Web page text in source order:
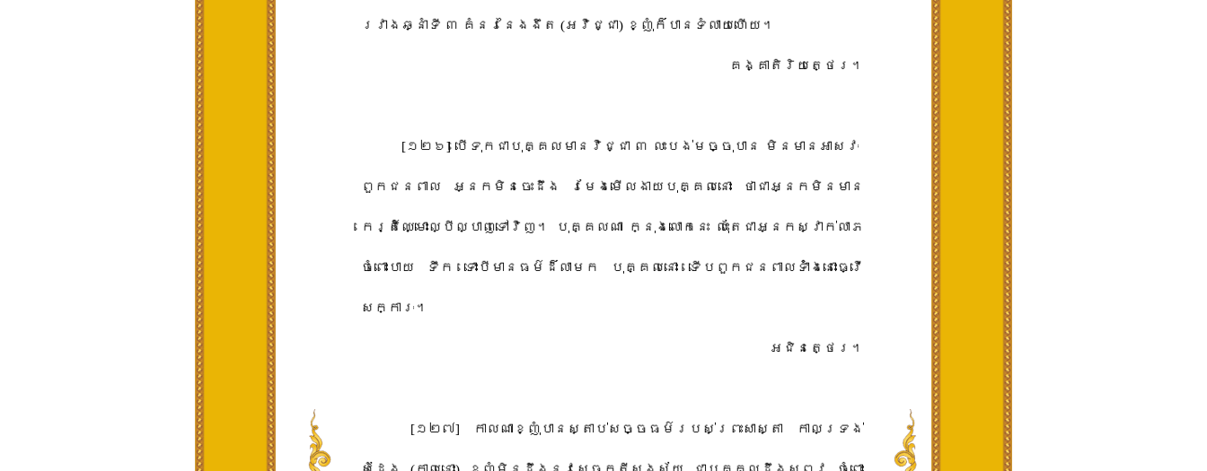
រវាង​ឆ្នាំទី​ ​៣​ ​គំនរ​នៃ​ងងឹត​ ​(​អវិជ្ជា​)​ ​ខ្ញុំ​ក៏បាន​ទំ​លាយ​ហើយ​។​
​គង្គា​តិ​រិ​យត្ថេ​រ​។​
[​១២៦​]​ ​បើទុកជា​បុគ្គល​មាន​វិជ្ជា​ ​៣​ ​លះបង់​មច្ចុ​បាន​ ​មិន​មាន​អាសវៈ​ ​
ពួក​ជនពាល​ ​អ្នក​មិន​ចេះដឹង​ ​រមែង​មើលងាយ​បុគ្គល​នោះ​ ​ថា​ជា​អ្នក​មិន​មាន​
កេរ្តិ៍ឈ្មោះ​ល្បីល្បាញ​ទៅវិញ​។​ ​បុគ្គល​ណា​ ​ក្នុង​លោក​នេះ​ ​លុះតែ​ជា​អ្នក​ស្វាក់​លាភ​
ចំពោះ​បាយ​ ​ទឹក​ ​ទោះបី​មានធម៌​ដ៏​លាមក​ ​បុគ្គល​នោះ​ ​ទើប​ពួក​ជន​ពាល​ទំាំ​ងនោះ​ធ្វើ
សក្ការៈ​។​
​អ​ជិន​ត្ថេ​រ​។​
[​១២៧​]​ ​កាលណា​ខ្ញុំ​បាន​ស្តាប់​សច្ចធម៌​របស់​ព្រះ​សាស្តា​ ​កាល​ទ្រង់​